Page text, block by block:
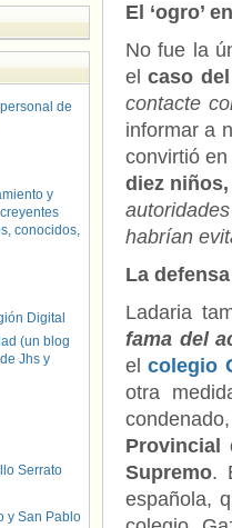
El ‘ogro’
No fue la
elcaso
contacte
informar a
convirtió
diez niños,
habrían
La
Ladaria
fama del
elcolegio
otra
Provincial
Supremo.
española,
de
y
conocidos,
Digital
(un blog
Jhs y
Serrato
y San Pablo